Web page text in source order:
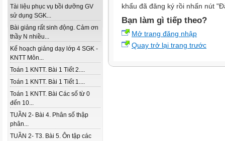
Tài liệu phục vụ bồi dưỡng GV
sử dụng SGK...
Bài giảng rất sinh động. Cảm ơn
thầy N nhiều...
Kế hoạch giảng dạy lớp 4 SGK -
KNTT Môn...
Toán 1 KNTT. Bài 1 Tiết 2....
Toán 1 KNTT. Bài 1 Tiết 1....
Toán 1 KNTT. Bài Các số từ 0
đến 10...
TUẦN 2- Bài 4. Phân số thập
phân...
TUẦN 2- T3. Bài 5. Ôn tập các
khẩu đã đăng ký rồi nhấn nút
Bạn làm gì tiếp theo?
Mở trang đăng nhập
Quay trở lại trang trước